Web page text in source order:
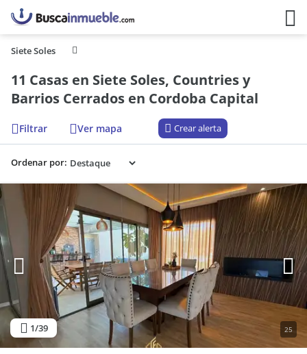
Siete Soles
11 Casas en Siete Soles, Countries y
Barrios Cerrados en Cordoba Capital
Filtrar Ver mapa Crear alerta
Ordenar por:
1/39 25